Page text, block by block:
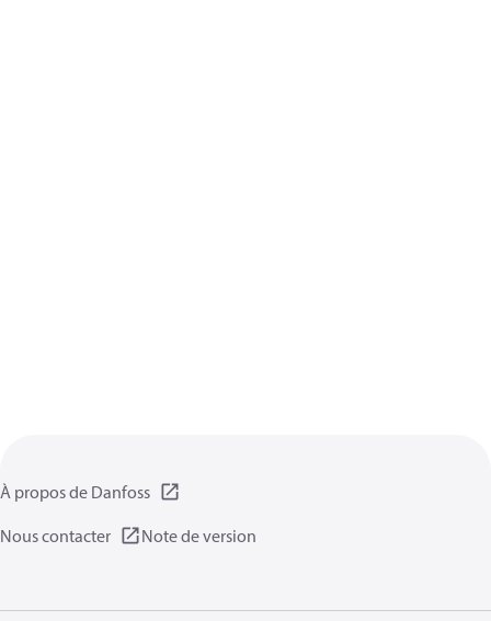
À propos de Danfoss
Nous contacter
Note de version